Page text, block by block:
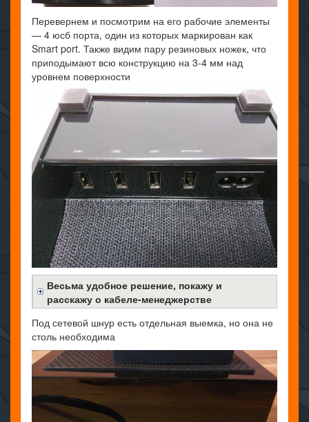
Перевернем и посмотрим на его рабочие элементы
— 4 юсб порта, один из которых маркирован как
Smart port. Также видим пару резиновых ножек, что
приподымают всю конструкцию на 3-4 мм над
уровнем поверхности
Весьма удобное решение, покажу и
расскажу о кабеле-менеджерстве
Под сетевой шнур есть отдельная выемка, но она не
столь необходима